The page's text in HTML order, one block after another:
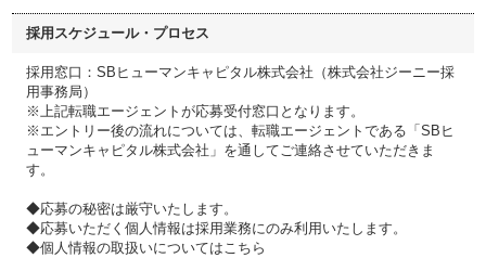
採用スケジュール・プロセス
採用窓口：SBヒューマンキャピタル株式会社（株式会社ジーニー採
用事務局）
※上記転職エージェントが応募受付窓口となります。
※エントリー後の流れについては、転職エージェントである「SBヒ
ューマンキャピタル株式会社」を通してご連絡させていただきま
す。
◆応募の秘密は厳守いたします。
◆応募いただく個人情報は採用業務にのみ利用いたします。
◆個人情報の取扱いについてはこちら